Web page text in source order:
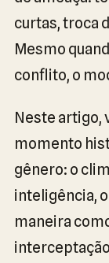
curtas, troca
Mesmo
conflito, o
Neste artigo,
momento
gênero: o
inteligência,
maneira